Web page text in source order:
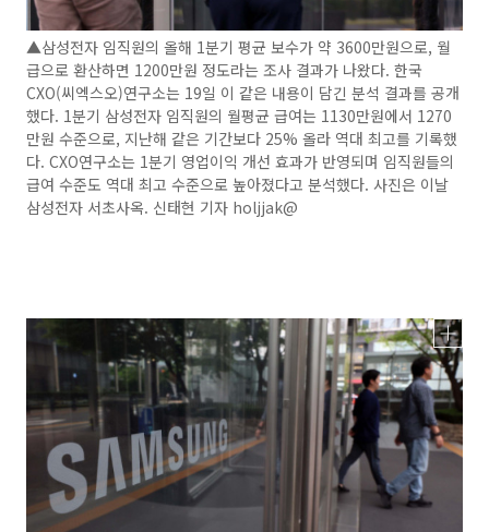
▲삼성전자 임직원의 올해 1분기 평균 보수가 약 3600만원으로, 월
급으로 환산하면 1200만원 정도라는 조사 결과가 나왔다. 한국
CXO(씨엑스오)연구소는 19일 이 같은 내용이 담긴 분석 결과를 공개
했다. 1분기 삼성전자 임직원의 월평균 급여는 1130만원에서 1270
만원 수준으로, 지난해 같은 기간보다 25% 올라 역대 최고를 기록했
다. CXO연구소는 1분기 영업이익 개선 효과가 반영되며 임직원들의
급여 수준도 역대 최고 수준으로 높아졌다고 분석했다. 사진은 이날
삼성전자 서초사옥. 신태현 기자 holjjak@